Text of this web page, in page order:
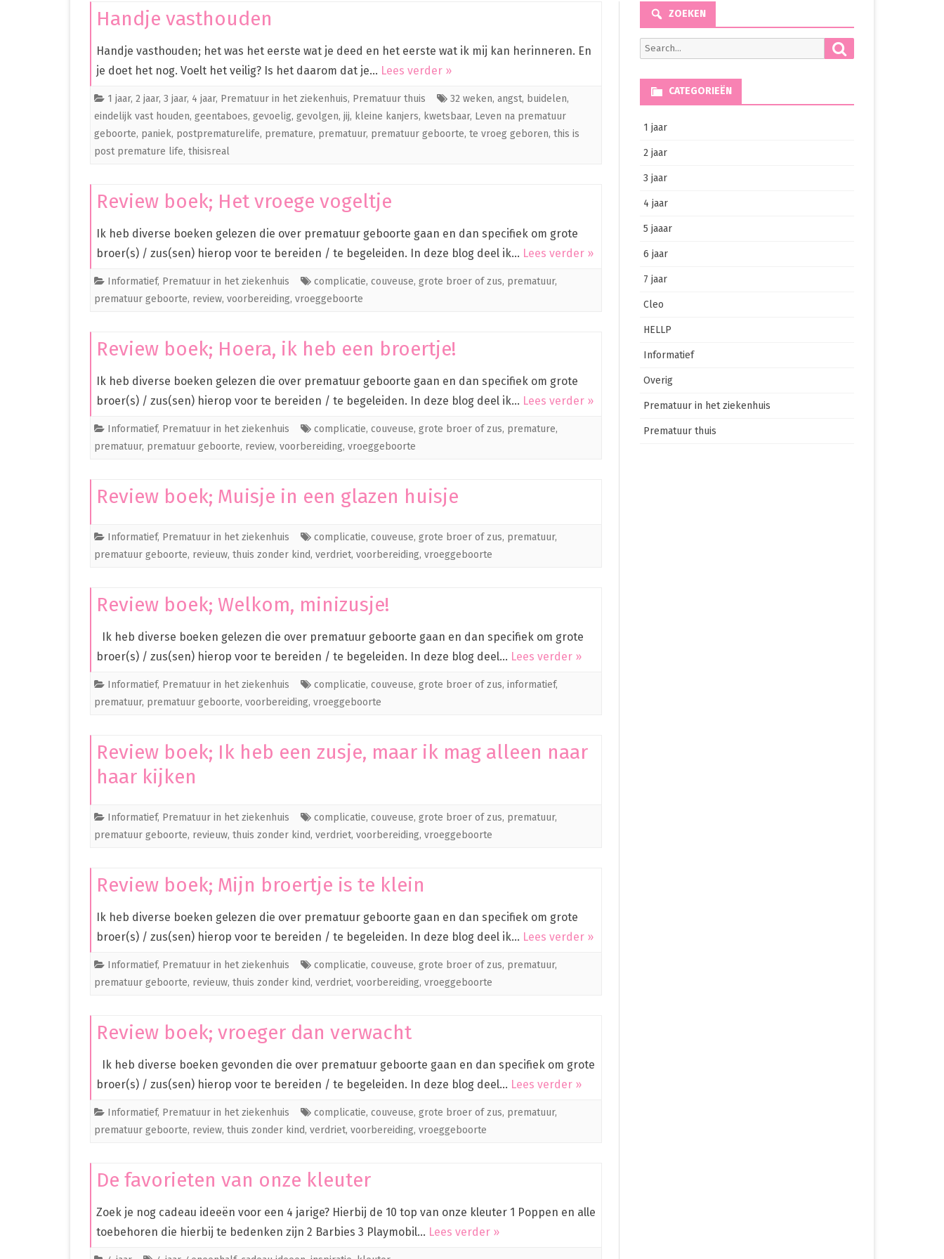
PREMATUUR IN HET ZIEKENHUIS
OVERIG
CLEO
Handje vasthouden
Handje vasthouden; het was het eerste wat je deed en het eerste wat ik mij kan herinneren. En
je doet het nog. Voelt het veilig? Is het daarom dat je… Lees verder »
1 jaar, 2 jaar, 3 jaar, 4 jaar, Prematuur in het ziekenhuis, Prematuur thuis 32 weken, angst, buidelen,
eindelijk vast houden, geentaboes, gevoelig, gevolgen, jij, kleine kanjers, kwetsbaar, Leven na prematuur
geboorte, paniek, postprematurelife, premature, prematuur, prematuur geboorte, te vroeg geboren, this is
post premature life, thisisreal
Review boek; Het vroege vogeltje
Ik heb diverse boeken gelezen die over prematuur geboorte gaan en dan specifiek om grote
broer(s) / zus(sen) hierop voor te bereiden / te begeleiden. In deze blog deel ik… Lees verder »
Informatief, Prematuur in het ziekenhuis complicatie, couveuse, grote broer of zus, prematuur,
prematuur geboorte, review, voorbereiding, vroeggeboorte
Review boek; Hoera, ik heb een broertje!
Ik heb diverse boeken gelezen die over prematuur geboorte gaan en dan specifiek om grote
broer(s) / zus(sen) hierop voor te bereiden / te begeleiden. In deze blog deel ik… Lees verder »
Informatief, Prematuur in het ziekenhuis complicatie, couveuse, grote broer of zus, premature,
prematuur, prematuur geboorte, review, voorbereiding, vroeggeboorte
Review boek; Muisje in een glazen huisje
Informatief, Prematuur in het ziekenhuis complicatie, couveuse, grote broer of zus, prematuur,
prematuur geboorte, revieuw, thuis zonder kind, verdriet, voorbereiding, vroeggeboorte
Review boek; Welkom, minizusje!
Ik heb diverse boeken gelezen die over prematuur geboorte gaan en dan specifiek om grote
broer(s) / zus(sen) hierop voor te bereiden / te begeleiden. In deze blog deel… Lees verder »
Informatief, Prematuur in het ziekenhuis complicatie, couveuse, grote broer of zus, informatief,
prematuur, prematuur geboorte, voorbereiding, vroeggeboorte
Review boek; Ik heb een zusje, maar ik mag alleen naar
haar kijken
Informatief, Prematuur in het ziekenhuis complicatie, couveuse, grote broer of zus, prematuur,
prematuur geboorte, revieuw, thuis zonder kind, verdriet, voorbereiding, vroeggeboorte
Review boek; Mijn broertje is te klein
Ik heb diverse boeken gelezen die over prematuur geboorte gaan en dan specifiek om grote
broer(s) / zus(sen) hierop voor te bereiden / te begeleiden. In deze blog deel ik… Lees verder »
Informatief, Prematuur in het ziekenhuis complicatie, couveuse, grote broer of zus, prematuur,
prematuur geboorte, revieuw, thuis zonder kind, verdriet, voorbereiding, vroeggeboorte
Review boek; vroeger dan verwacht
Ik heb diverse boeken gevonden die over prematuur geboorte gaan en dan specifiek om grote
broer(s) / zus(sen) hierop voor te bereiden / te begeleiden. In deze blog deel… Lees verder »
Informatief, Prematuur in het ziekenhuis complicatie, couveuse, grote broer of zus, prematuur,
prematuur geboorte, review, thuis zonder kind, verdriet, voorbereiding, vroeggeboorte
De favorieten van onze kleuter
Zoek je nog cadeau ideeën voor een 4 jarige? Hierbij de 10 top van onze kleuter 1 Poppen en alle
toebehoren die hierbij te bedenken zijn 2 Barbies 3 Playmobil… Lees verder »
ZOEKEN
Search
for:
CATEGORIEËN
1 jaar
2 jaar
3 jaar
4 jaar
5 jaaar
6 jaar
7 jaar
Cleo
HELLP
Informatief
Overig
Prematuur in het ziekenhuis
Prematuur thuis